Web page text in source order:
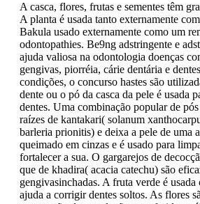
A casca, flores, frutas e sementes têm
A planta é usada tanto externamente
Bakula usado externamente como um
odontopathies. Be9ng adstringente e
ajuda valiosa na odontologia doenças
gengivas, piorréia, cárie dentária e
condições, o concurso hastes são
dente ou o pó da casca da pele é usada
dentes. Uma combinação popular de pós
raízes de kantakari( solanum
barleria prionitis) e deixa a pele de uma
queimado em cinzas e é usado para
fortalecer a sua. O gargarejos de
que de khadira( acacia catechu) são
gengivasinchadas. A fruta verde é
ajuda a corrigir dentes soltos. As flores